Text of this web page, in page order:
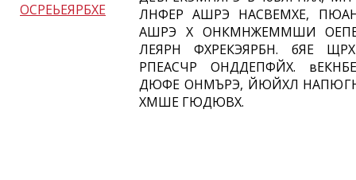
ОСРЕЬЕЯРБХЕ
ЛНФЕР АШРЭ НАСВЕМХЕ,
АШРЭ Х ОНКМНЖЕММШИ
ЛЕЯРН ФХРЕКЭЯРБН. бЯЕ
РПЕАСЧР ОНДДЕПФЙХ.
ДЮФЕ ОНМЪРЭ, ЙЮЙХЛ
ХМШЕ ГЮДЮВХ.